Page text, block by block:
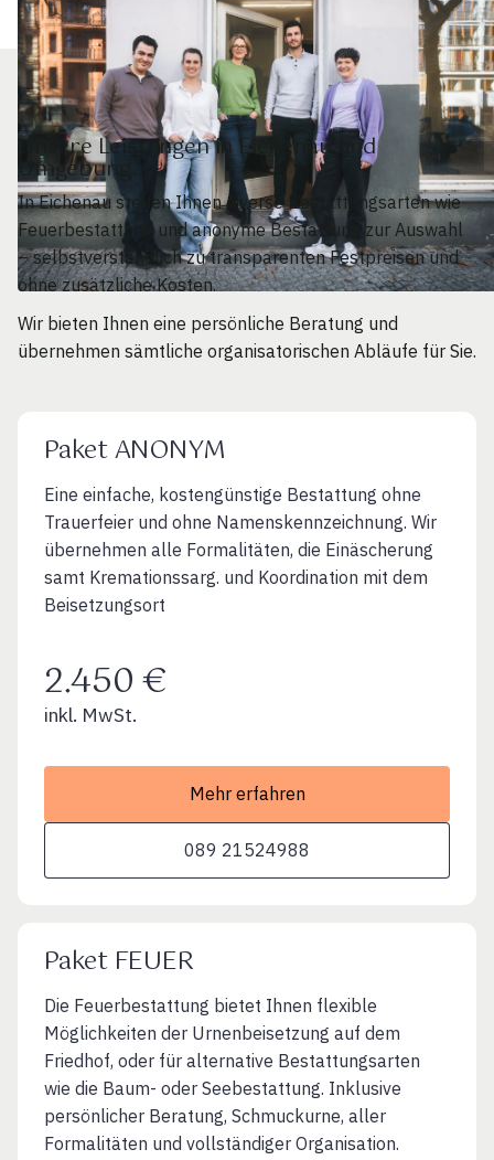
Unsere Leistungen in Eichenau und
Umgebung
In Eichenau stehen Ihnen diverse Bestattungsarten wie
Feuerbestattung und anonyme Bestattung zur Auswahl
– selbstverständlich zu transparenten Festpreisen und
ohne zusätzliche Kosten.
Wir bieten Ihnen eine persönliche Beratung und
übernehmen sämtliche organisatorischen Abläufe für Sie.
Paket ANONYM
Eine einfache, kostengünstige Bestattung ohne
Trauerfeier und ohne Namenskennzeichnung. Wir
übernehmen alle Formalitäten, die Einäscherung
samt Kremationssarg. und Koordination mit dem
Beisetzungsort
2.450 €
inkl. MwSt.
Mehr erfahren
089 21524988
Paket FEUER
Die Feuerbestattung bietet Ihnen flexible
Möglichkeiten der Urnenbeisetzung auf dem
Friedhof, oder für alternative Bestattungsarten
wie die Baum- oder Seebestattung. Inklusive
persönlicher Beratung, Schmuckurne, aller
Formalitäten und vollständiger Organisation.